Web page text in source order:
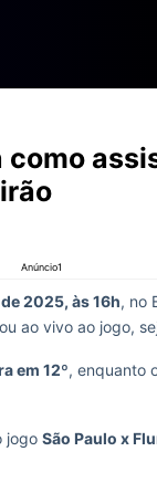
como
Anúncio1
2025, às 16h, no
ao vivo ao jogo,
em 12º, enquanto
jogo São Paulo x